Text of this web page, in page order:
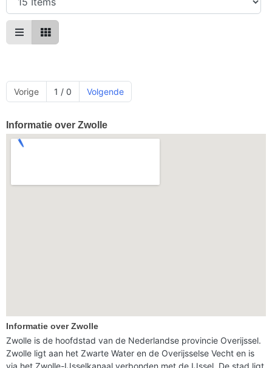
Vorige 1 / 0 Volgende
Informatie over Zwolle
Informatie over Zwolle
Zwolle is de hoofdstad van de Nederlandse provincie Overijssel.
Zwolle ligt aan het Zwarte Water en de Overijsselse Vecht en is